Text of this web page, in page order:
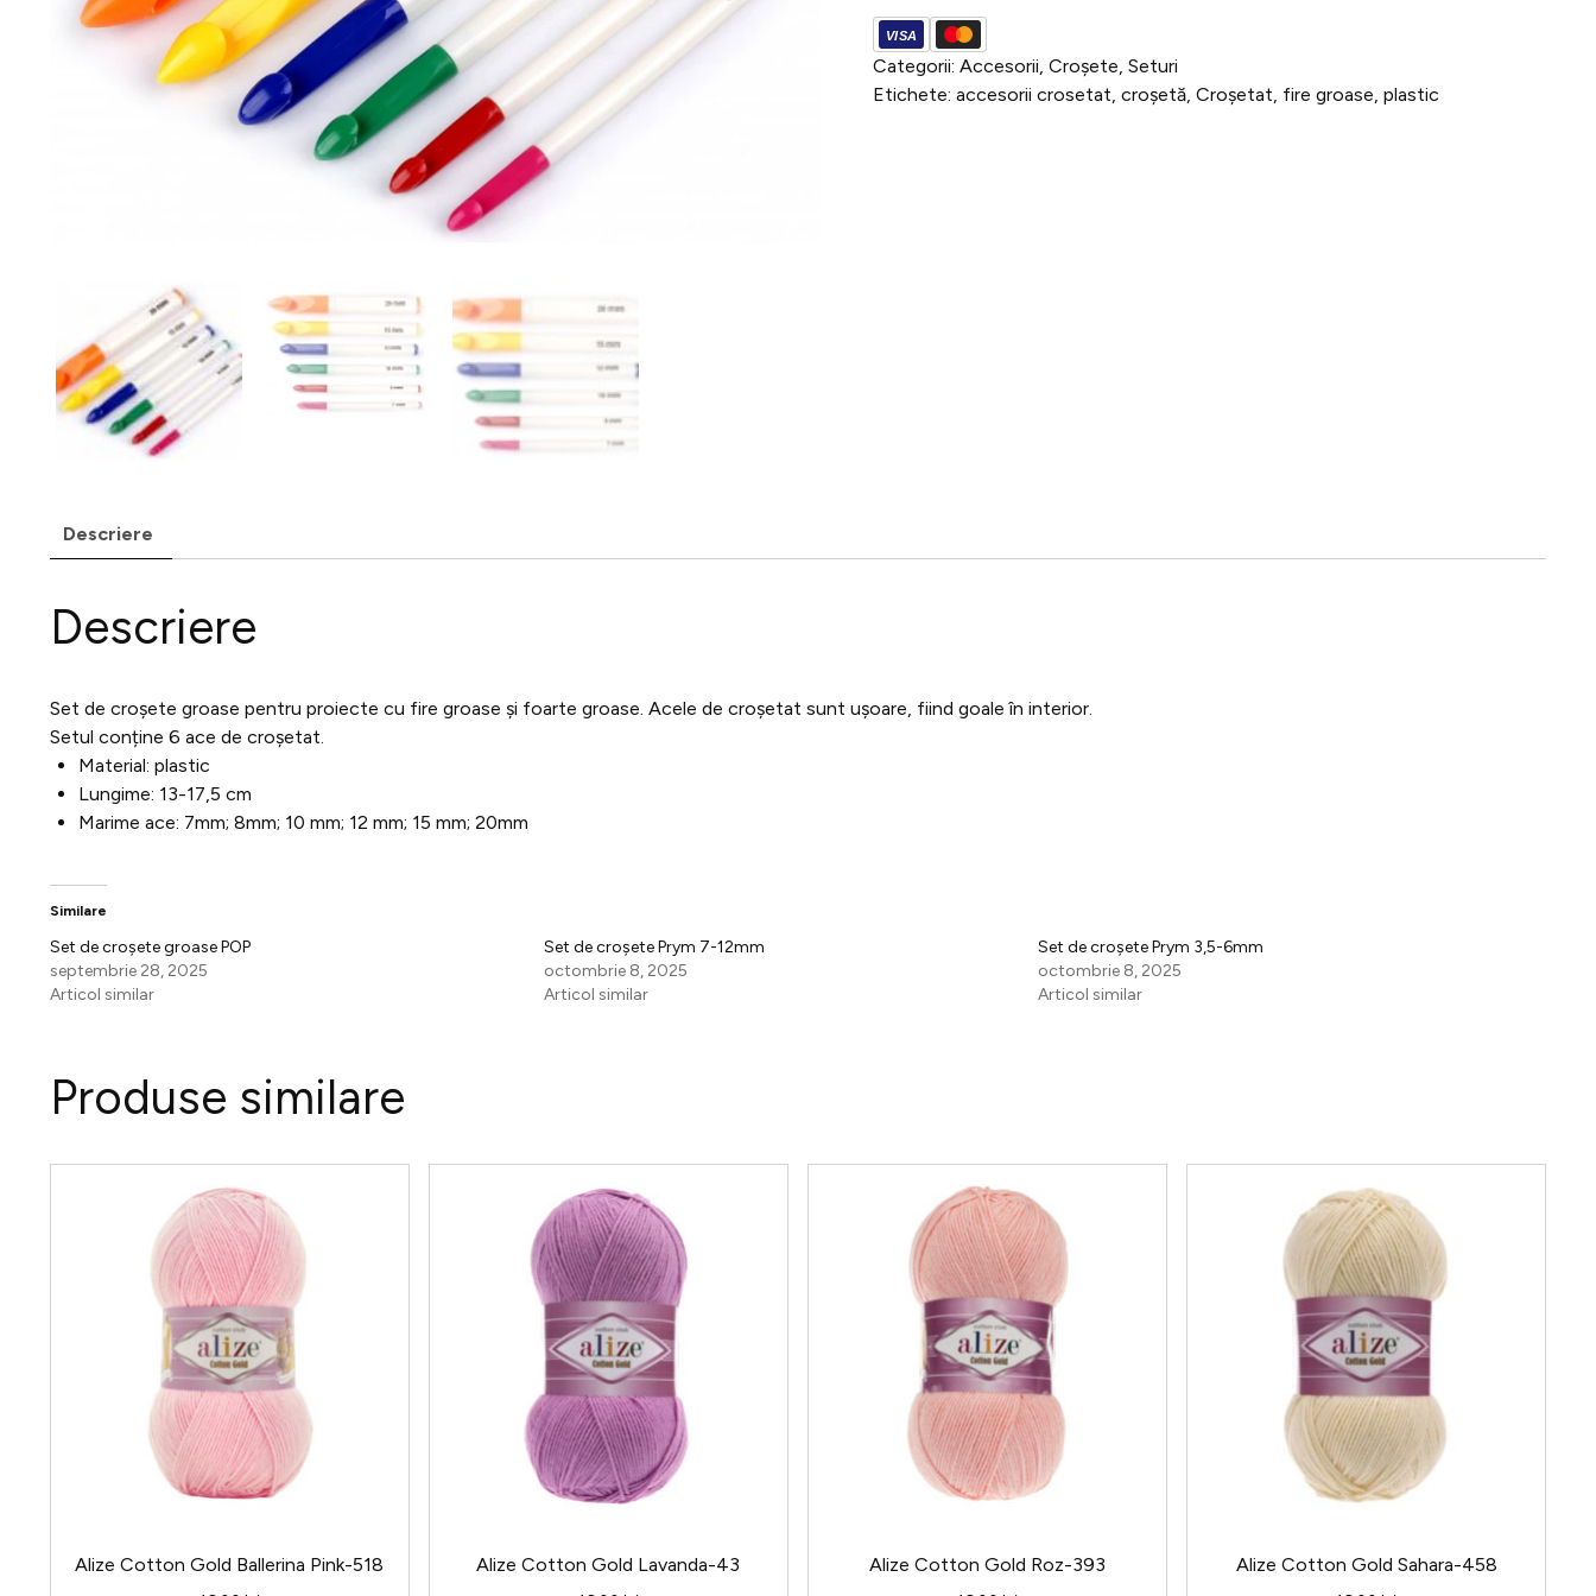
croșete
groase
Categorii:Accesorii,Croșete,Seturi
Etichete:accesorii crosetat,croșetă,Croșetat, fire groase,plastic
Descriere
Descriere
Set de croșete groase pentru proiecte cu fire groase și foarte groase. Acele de croșetat sunt ușoare, fiind goale în interior.
Setul conține 6 ace de croșetat.
Material: plastic
Lungime: 13-17,5 cm
Marime ace: 7mm; 8mm; 10 mm; 12 mm; 15 mm; 20mm
Similare
Set de croșete groase POP
septembrie 28, 2025
Articol similar
Set de croșete Prym 7-12mm
octombrie 8, 2025
Articol similar
Set de croșete Prym 3,5-6mm
octombrie 8, 2025
Articol similar
Produse similare
Alize Cotton Gold Ballerina Pink-518 Alize Cotton Gold Lavanda-43 Alize Cotton Gold Roz-393 Alize Cotton Gold Sahara-458